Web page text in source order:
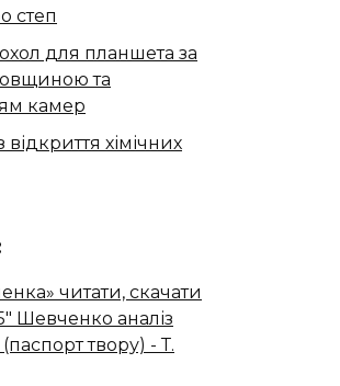
степ
для планшета за
та
камер
відкриття хімічних
читати, скачати
Шевченко аналіз
твору) - Т.